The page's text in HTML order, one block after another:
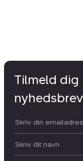
Tilmeld dig
nyhedsbrev
Din email:
Dit navn: